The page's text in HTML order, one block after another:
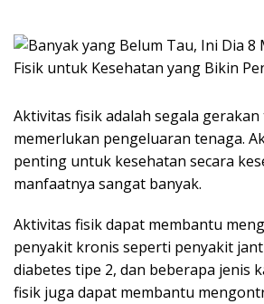
Aktivitas fisik adalah segala
memerlukan pengeluaran tenaga.
penting untuk kesehatan secara
manfaatnya sangat banyak.
Aktivitas fisik dapat membantu
penyakit kronis seperti penyakit
diabetes tipe 2, dan beberapa jenis
fisik juga dapat membantu